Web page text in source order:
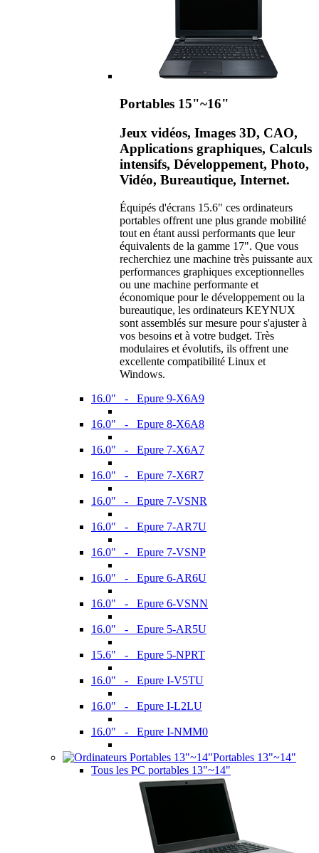
Portables 15"~16"
Jeux vidéos, Images 3D, CAO,
Applications graphiques, Calculs
intensifs, Développement, Photo,
Vidéo, Bureautique, Internet.
Équipés d'écrans 15.6" ces ordinateurs
portables offrent une plus grande mobilité
tout en étant aussi performants que leur
équivalents de la gamme 17". Que vous
recherchiez une machine très puissante aux
performances graphiques exceptionnelles
ou une machine performante et
économique pour le développement ou la
bureautique, les ordinateurs KEYNUX
sont assemblés sur mesure pour s'ajuster à
vos besoins et à votre budget. Très
modulaires et évolutifs, ils offrent une
excellente compatibilité Linux et
Windows.
16.0" - Epure 9-X6A9
16.0" - Epure 8-X6A8
16.0" - Epure 7-X6A7
16.0" - Epure 7-X6R7
16.0" - Epure 7-VSNR
16.0" - Epure 7-AR7U
16.0" - Epure 7-VSNP
16.0" - Epure 6-AR6U
16.0" - Epure 6-VSNN
16.0" - Epure 5-AR5U
15.6" - Epure 5-NPRT
16.0" - Epure I-V5TU
16.0" - Epure I-L2LU
16.0" - Epure I-NMM0
Portables 13"~14"
Tous les PC portables 13"~14"